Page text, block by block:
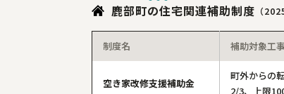
鹿部町の住宅関連補助制度 （
制度名 補助対象工
空き家改修支援補助金
町外からの
2/3、上限